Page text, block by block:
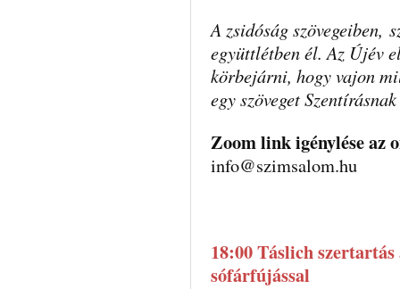
A zsidóság szövegeiben,
együttlétben él. Az Újév
körbejárni, hogy vajon
egy szöveget
Zoom link igénylése az
info@szimsalom.hu
18:00 Táslich
sófárfújással